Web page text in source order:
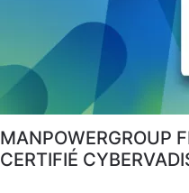
MANPOWERGROUP
CERTIFIÉ